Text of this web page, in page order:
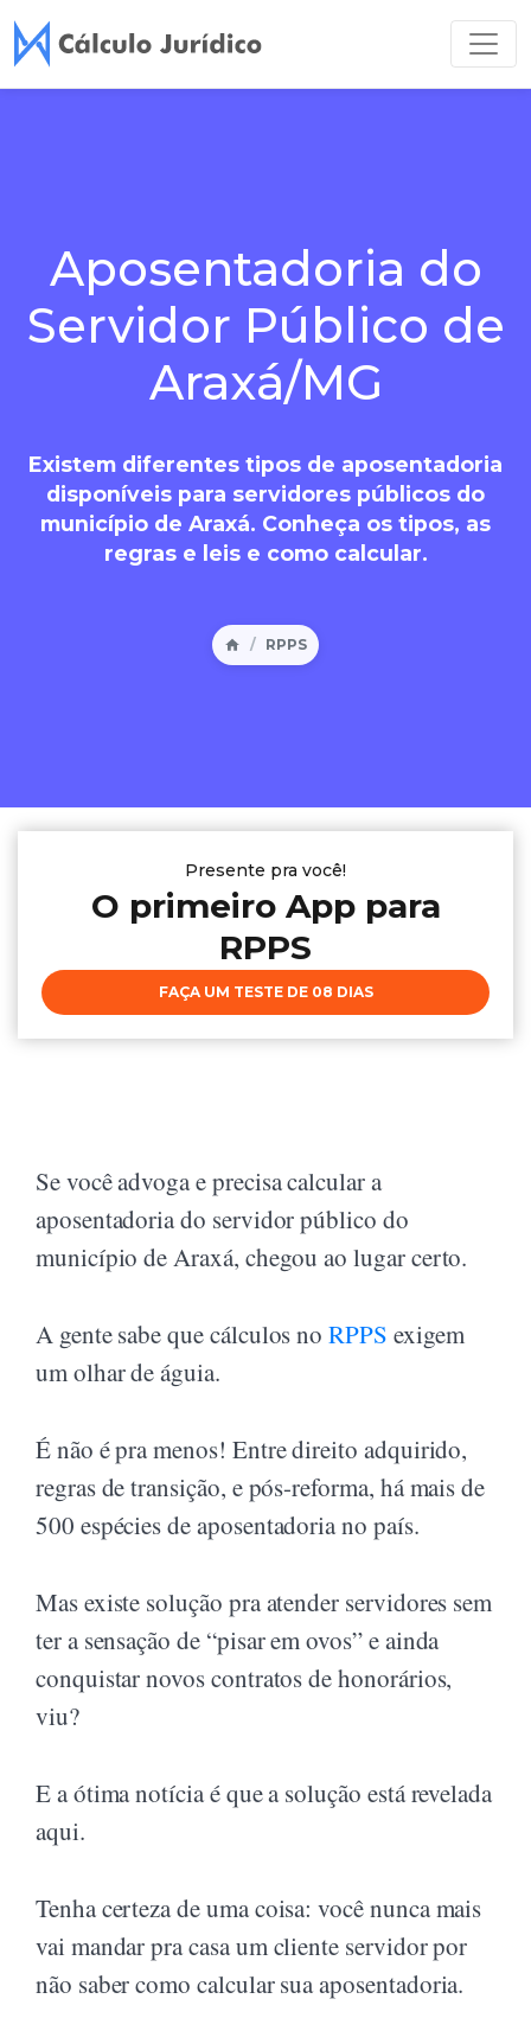
Aposentadoria do
Servidor Público de
Araxá/MG
Existem diferentes tipos de aposentadoria
disponíveis para servidores públicos do
município de Araxá. Conheça os tipos, as
regras e leis e como calcular.
RPPS
Presente pra você!
O primeiro App para
RPPS
FAÇA UM TESTE DE 08 DIAS
Se você advoga e precisa calcular a
aposentadoria do servidor público do
município de Araxá, chegou ao lugar certo.
A gente sabe que cálculos noRPPS exigem
um olhar de águia.
É não é pra menos! Entre direito adquirido,
regras de transição, e pós-reforma, há mais de
500 espécies de aposentadoria no país.
Mas existe solução pra atender servidores sem
ter a sensação de “pisar em ovos” e ainda
conquistar novos contratos de honorários,
viu?
E a ótima notícia é que a solução está revelada
aqui.
Tenha certeza de uma coisa: você nunca mais
vai mandar pra casa um cliente servidor por
não saber como calcular sua aposentadoria.